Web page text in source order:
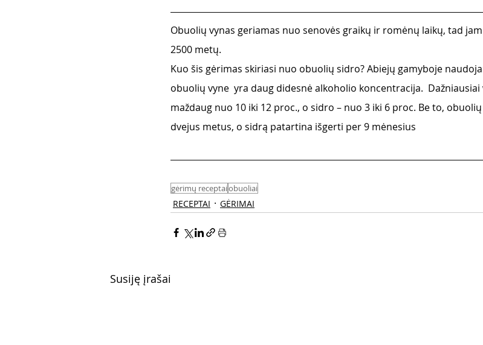
Obuolių vynas geriamas nuo senovės graikų ir romėnų laikų, tad
2500 metų.
Kuo šis gėrimas skiriasi nuo obuolių sidro? Abiejų gamyboje
obuolių vyne  yra daug didesnė alkoholio koncentracija.
maždaug nuo 10 iki 12 proc., o sidro – nuo 3 iki 6 proc. Be to,
dvejus metus, o sidrą patartina išgerti per 9 mėnesius
gėrimų receptaiobuoliai
RECEPTAI GĖRIMAI
Susiję įrašai